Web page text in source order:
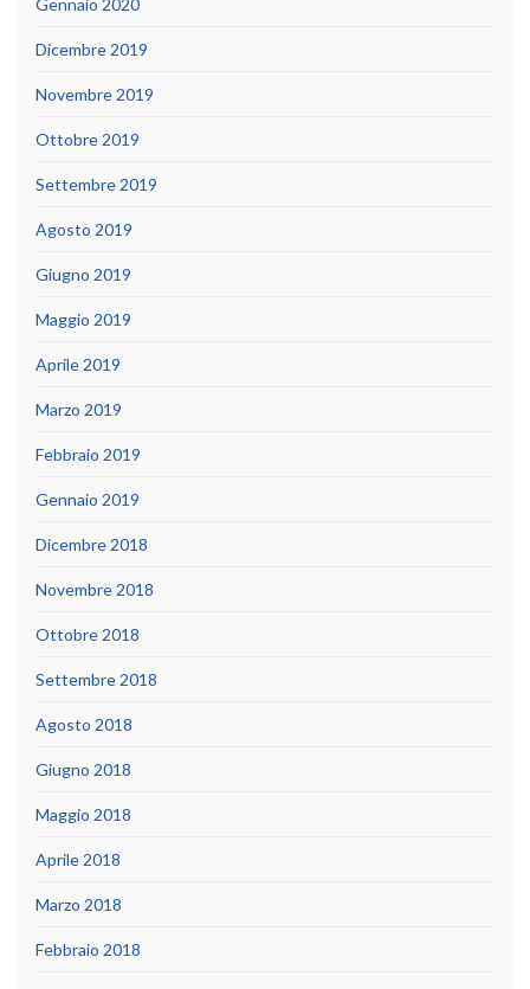
Dicembre 2019
Novembre 2019
Ottobre 2019
Settembre 2019
Agosto 2019
Giugno 2019
Maggio 2019
Aprile 2019
Marzo 2019
Febbraio 2019
Gennaio 2019
Dicembre 2018
Novembre 2018
Ottobre 2018
Settembre 2018
Agosto 2018
Giugno 2018
Maggio 2018
Aprile 2018
Marzo 2018
Febbraio 2018